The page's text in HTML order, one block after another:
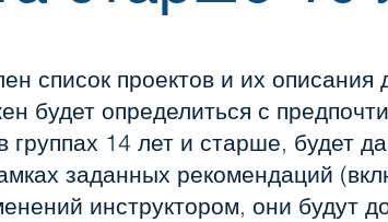
список проектов и их описания
будет определиться с
14 лет и старше, будет
заданных рекомендаций
инструктором, они будут